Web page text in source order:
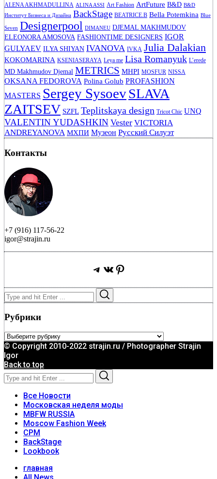
ALENA AKHMADULLINA ALINA ASSI Art Fashion ArtFuture B&D B&D
Институт Бизнеса и Дизайна BackStage BEATRICE.B Bella Potemkina Blue
Seven Designerpool DIMANEU DJEMAL MAKHMUDOV
ELEONORA AMOSOVA FASHIONTIME DESIGNERS IGOR
GULYAEV ILYA SHIYAN IVANOVA IVKA Julia Dalakian
KOKOMARINA KSENIASERAYA Leya me Lisa Romanyuk L’erede
MD Makhmudov Djemal METRICS MHPI MOSFUR NISSA
OKSANA FEDOROVA Polina Golub PROFASHION
MASTERS Sergey SysoevSLAVA
ZAITSEV SZFL Teplitskaya design Tricot Chic UNQ
VALENTIN YUDASHKIN Vester VICTORIA
ANDREYANOVA МХПИ Музеон Русский Силуэт
Контакты
+7 (916) 117-56-22
igor@strajin.ru
Telegram
ВКонтакте
Pinterest
Search
for:
Рубрики
Рубрики
© Copyright 2010-2022 strajin.ru / Photographer Strajin
Igor
Back to top
Search
for:
Все Новости
Московская неделя моды
MBFW RUSSIA
Moscow Fashion Week
CPM
BackStage
Lookbook
главная